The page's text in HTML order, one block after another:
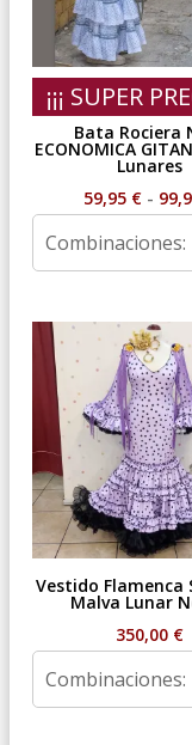
¡¡¡ SUPER
Bata Rociera
ECONOMICA
Lunares
59,95 € -
Combinaciones:
Vestido Flamenca
Malva Lunar
350,00 €
Combinaciones: